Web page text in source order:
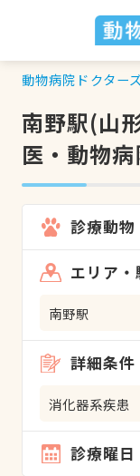
動物病院ドクター
南野駅(山
医・動物
診療動物
エリア・
南野駅
詳細条件
消化器系疾患
診療曜日